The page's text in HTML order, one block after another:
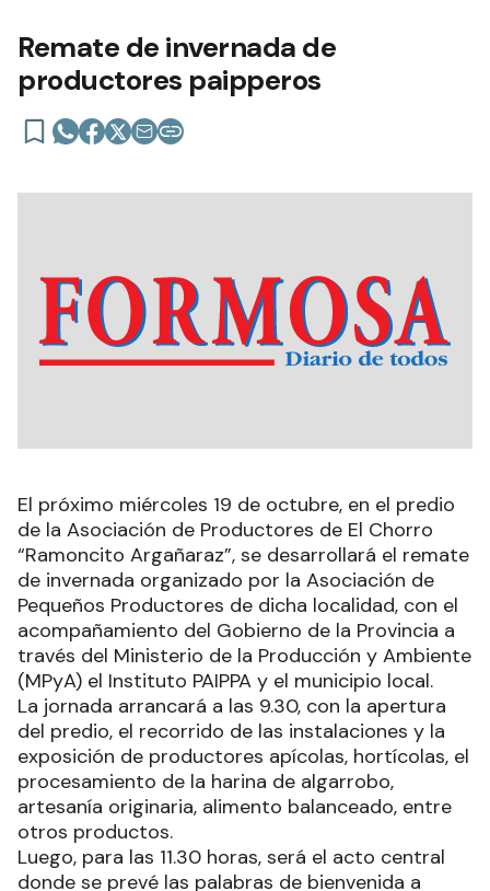
Remate de invernada de
productores paipperos
El próximo miércoles 19 de octubre, en el predio
de la Asociación de Productores de El Chorro
“Ramoncito Argañaraz”, se desarrollará el remate
de invernada organizado por la Asociación de
Pequeños Productores de dicha localidad, con el
acompañamiento del Gobierno de la Provincia a
través del Ministerio de la Producción y Ambiente
(MPyA) el Instituto PAIPPA y el municipio local.
La jornada arrancará a las 9.30, con la apertura
del predio, el recorrido de las instalaciones y la
exposición de productores apícolas, hortícolas, el
procesamiento de la harina de algarrobo,
artesanía originaria, alimento balanceado, entre
otros productos.
Luego, para las 11.30 horas, será el acto central
donde se prevé las palabras de bienvenida a